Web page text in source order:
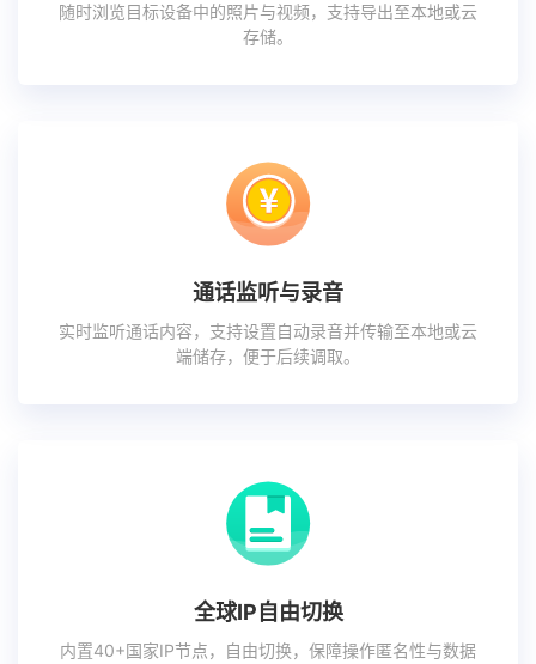
随时浏览目标设备中的照片与视频，支持导出至本地或云
存储。
通话监听与录音
实时监听通话内容，支持设置自动录音并传输至本地或云
端储存，便于后续调取。
全球IP自由切换
内置40+国家IP节点，自由切换，保障操作匿名性与数据